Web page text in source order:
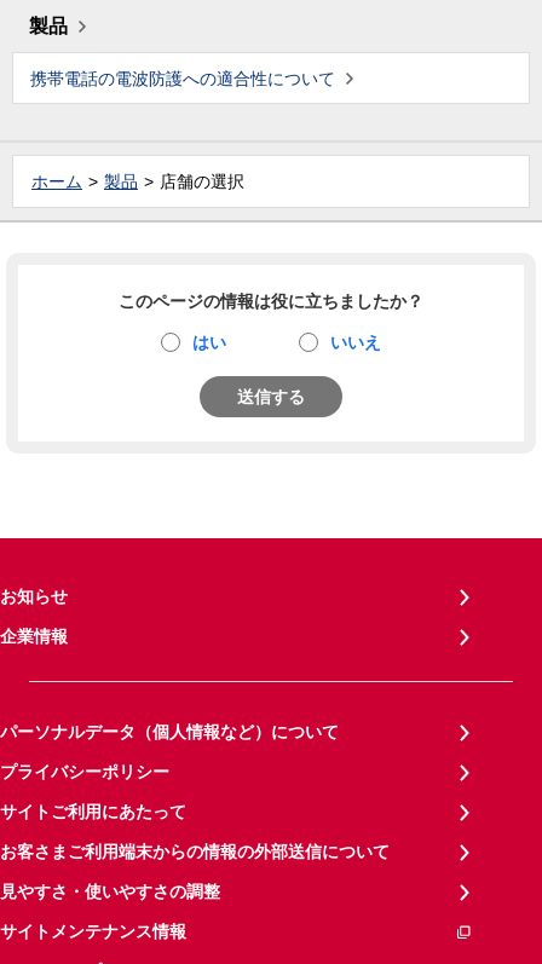
製品
携帯電話の電波防護への適合性について
ホーム 製品 店舗の選択
このページの情報は役に立ちましたか？
はい いいえ
送信する
お知らせ
企業情報
パーソナルデータ（個人情報など）について
プライバシーポリシー
サイトご利用にあたって
お客さまご利用端末からの情報の外部送信について
見やすさ・使いやすさの調整
サイトメンテナンス情報